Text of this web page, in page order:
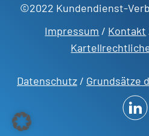
©2022 Kundendienst-
Impressum / Kontakt
Datenschutz/ Grundsätze